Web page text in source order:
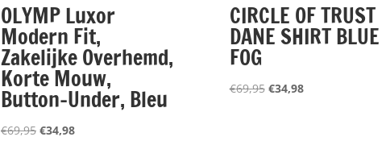
OLYMP Luxor
Modern Fit,
Zakelijke Overhemd,
Korte Mouw,
Button-Under, Bleu
€69,95 Oorspronkelijke
€34,98Huidige
CIRCLE OF TRUST
DANE SHIRT BLUE
FOG
€69,95 Oorspronkelijke
€34,98Huidige